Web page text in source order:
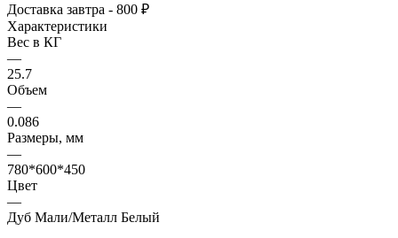
Доставка завтра - 800 ₽
Характеристики
Вес в КГ
—
25.7
Объем
—
0.086
Размеры, мм
—
780*600*450
Цвет
—
Дуб Мали/Металл Белый